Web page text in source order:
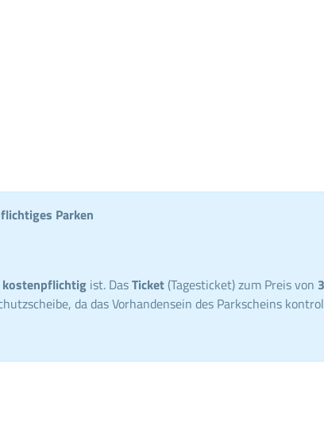
Parken
ist. DasTicket (Tagesticket) zum Preis von
da das Vorhandensein des Parkscheins